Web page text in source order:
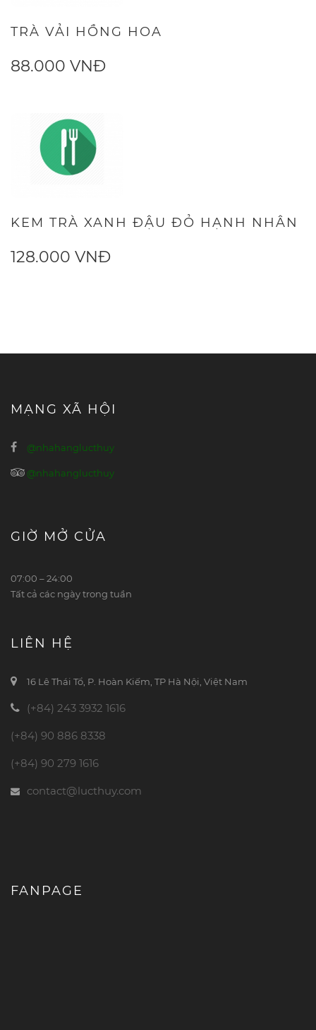
TRÀ VẢI HỒNG HOA
88.000 VNĐ
KEM TRÀ XANH ĐẬU ĐỎ HẠNH NHÂN
128.000 VNĐ
MẠNG XÃ HỘI
@nhahanglucthuy
@nhahanglucthuy
GIỜ MỞ CỬA
07:00 – 24:00
Tất cả các ngày trong tuần
LIÊN HỆ
16 Lê Thái Tổ, P. Hoàn Kiếm, TP Hà Nội, Việt Nam
(+84) 243 3932 1616
(+84) 90 886 8338
(+84) 90 279 1616
contact@lucthuy.com
FANPAGE